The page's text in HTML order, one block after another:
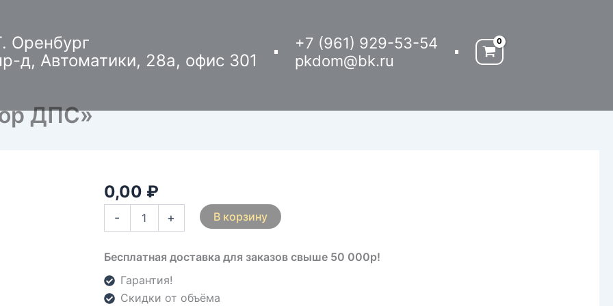
Оренбург
д, Автоматики, 28а, офис 301
+7 (961) 929-53-54
pkdom@bk.ru
ДПС»
0,00 ₽
-
Количество
товара
Костюм
детский
ДПС»
+ В корзину
Бесплатная доставка для заказов свыше 50 000р!
Гарантия!
Скидки от объёма